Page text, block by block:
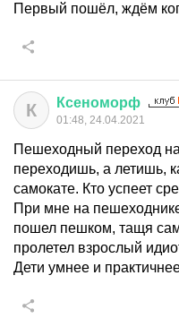
Первый пошёл, ждём
К Ксеноморф
01:48, 24.04.2021
Пешеходный переход
переходишь, а летишь,
самокате. Кто успеет
При мне на
пошел пешком, тащя
пролетел взрослый
Дети умнее и